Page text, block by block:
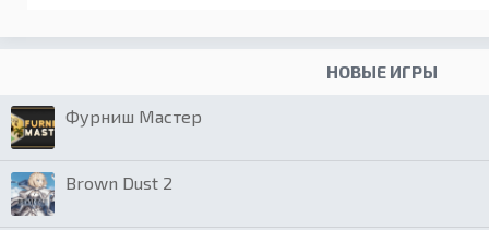
НОВЫЕ ИГРЫ
Фурниш Мастер
Brown Dust 2